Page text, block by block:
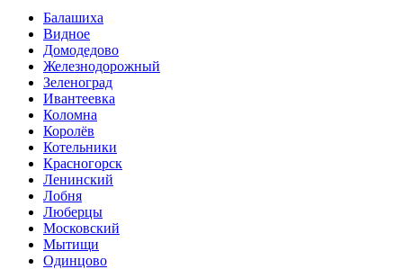
Балашиха
Видное
Домодедово
Железнодорожный
Зеленоград
Ивантеевка
Коломна
Королёв
Котельники
Красногорск
Ленинский
Лобня
Люберцы
Московский
Мытищи
Одинцово